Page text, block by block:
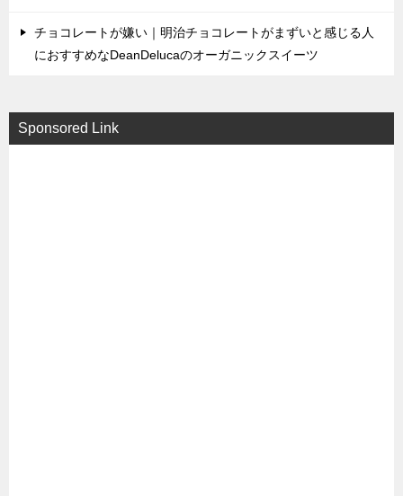
チョコレートが嫌い｜明治チョコレートがまずいと感じる人
におすすめなDeanDelucaのオーガニックスイーツ
Sponsored Link